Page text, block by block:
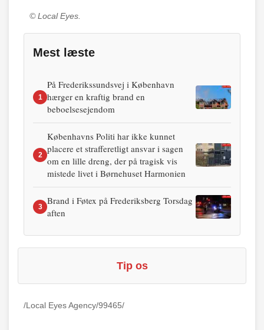
© Local Eyes.
Mest læste
1
På Frederikssundsvej i København
hærger en kraftig brand en
beboelsesejendom
2
Københavns Politi har ikke kunnet
placere et strafferetligt ansvar i sagen
om en lille dreng, der på tragisk vis
mistede livet i Børnehuset Harmonien
3
Brand i Føtex på Frederiksberg Torsdag
aften
Tip os
/Local Eyes Agency/99465/